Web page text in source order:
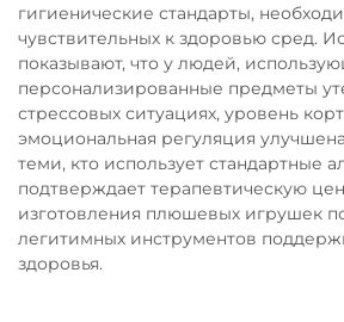
гигиенические стандарты,
чувствительных к здоровью сред.
показывают, что у людей,
персонализированные предметы
стрессовых ситуациях, уровень
эмоциональная регуляция
теми, кто использует стандартные
подтверждает терапевтическую
изготовления плюшевых игрушек
легитимных инструментов
здоровья.